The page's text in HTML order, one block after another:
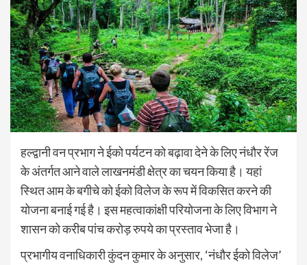
हल्द्वानी वन प्रभाग ने ईको पर्यटन को बढ़ावा देने के लिए नंधौर रेंज
के अंतर्गत आने वाले लाखनमंडी क्षेत्र का चयन किया है। यहां
स्थित आम के बगीचे को ईको विलेज के रूप में विकसित करने की
योजना बनाई गई है। इस महत्वाकांक्षी परियोजना के लिए विभाग ने
शासन को करीब पांच करोड़ रुपये का प्रस्ताव भेजा है।
प्रभागीय वनाधिकारी कुंदन कुमार के अनुसार, ‘नंधौर ईको विलेज’